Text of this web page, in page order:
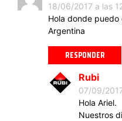
18/06/2017 a las
Hola donde puedo
Argentina
RESPONDER
Rubi
07/09/
Hola Ariel.
Nuestros